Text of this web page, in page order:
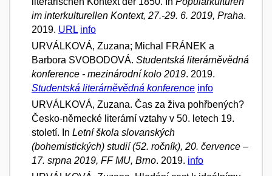
im interkulturellen Kontext, 27.-29. 6. 2019, Praha.
2019. URL info
URVÁLKOVÁ, Zuzana; Michal FRÁNEK a
Barbora SVOBODOVÁ. Studentská literárněvědná
konference - mezinárodní kolo 2019. 2019.
Studentská literárněvědná konference info
URVÁLKOVÁ, Zuzana. Čas za živa pohřbených?
Česko-německé literární vztahy v 50. letech 19.
století. In Letní škola slovanských
(bohemistických) studií (52. ročník), 20. července –
17. srpna 2019, FF MU, Brno. 2019. info